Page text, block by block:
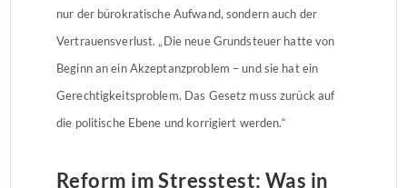
nur der bürokratische Aufwand, sondern auch der
Vertrauensverlust. „Die neue Grundsteuer hatte von
Beginn an ein Akzeptanzproblem – und sie hat ein
Gerechtigkeitsproblem. Das Gesetz muss zurück auf
die politische Ebene und korrigiert werden.“
Reform im Stresstest: Was in